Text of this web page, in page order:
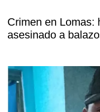
Crimen en Lomas:
asesinado a